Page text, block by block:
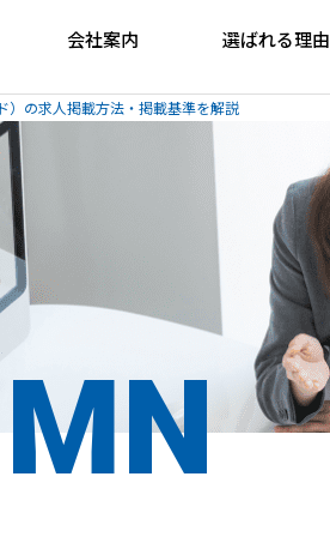
会社案内 選ばれる理由
）の求人掲載方法・掲載基準を解説